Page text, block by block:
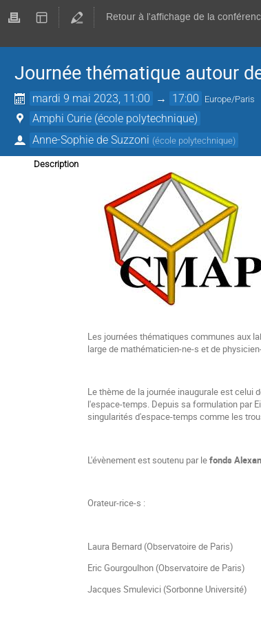
Retour à l'affichage de la
Journée thématique autour
mardi 9 mai 2023, 11:00 → 17:00 Europe/Paris
Amphi Curie (école polytechnique)
Anne-Sophie de Suzzoni (école polytechnique)
Description
Les journées thématiques communes aux
large de mathématicien-ne-s et de
Le thème de la journée inaugurale est celui
l'espace-temps. Depuis sa formulation par
singularités d'espace-temps comme les
L'évènement est soutenu par lefonds
Orateur-rice-s :
Laura Bernard (Observatoire de Paris)
Eric Gourgoulhon (Observatoire de Paris)
Jacques Smulevici (Sorbonne Université)